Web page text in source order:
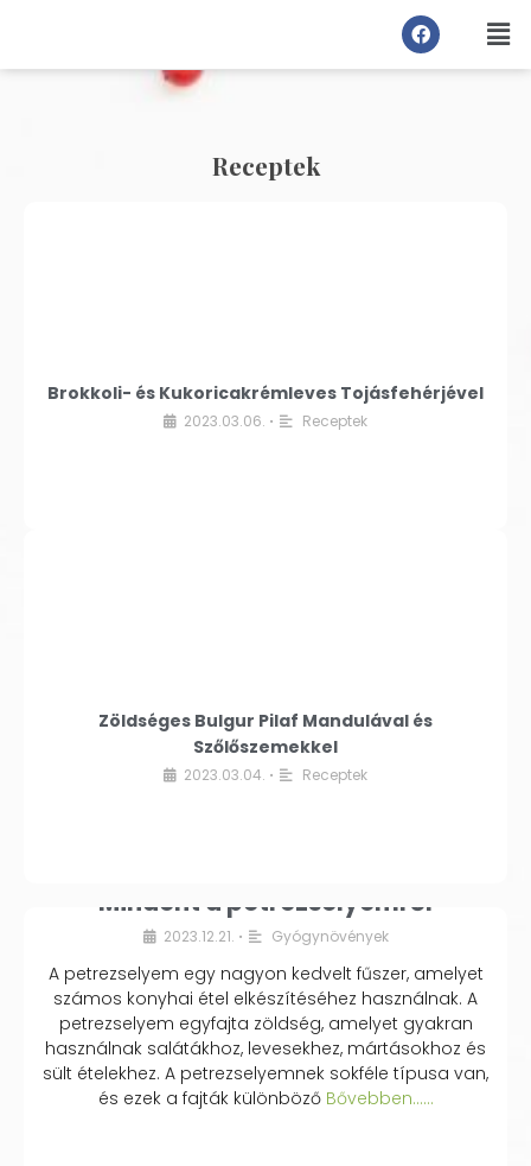
Receptek
Brokkoli- és Kukoricakrémleves Tojásfehérjével
2023.03.06. • Receptek
Zöldséges Bulgur Pilaf Mandulával és
Szőlőszemekkel
2023.03.04. • Receptek
Mindent a petrezselyemről
2023.12.21. • Gyógynövények
A petrezselyem egy nagyon kedvelt fűszer, amelyet
számos konyhai étel elkészítéséhez használnak. A
petrezselyem egyfajta zöldség, amelyet gyakran
használnak salátákhoz, levesekhez, mártásokhoz és
sült ételekhez. A petrezselyemnek sokféle típusa van,
és ezek a fajták különbözőBővebben...…